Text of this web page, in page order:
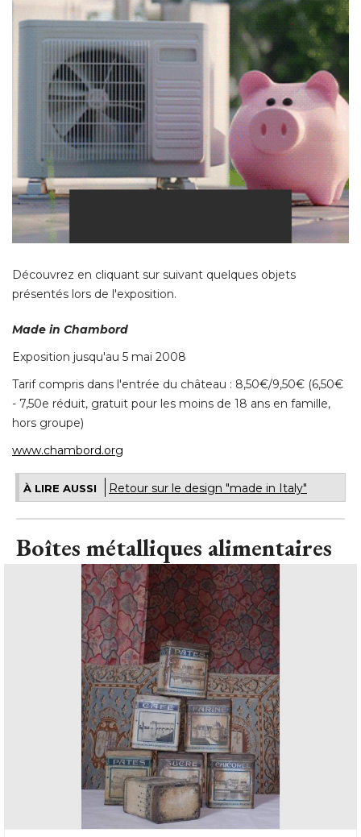
Découvrez en cliquant sur suivant quelques objets
présentés lors de l'exposition.
Made in Chambord
Exposition jusqu'au 5 mai 2008
Tarif compris dans l'entrée du château : 8,50€/9,50€ (6,50€
- 7,50e réduit, gratuit pour les moins de 18 ans en famille,
hors groupe)
www.chambord.org
À LIRE AUSSI Retour sur le design "made in Italy"
Boîtes métalliques alimentaires